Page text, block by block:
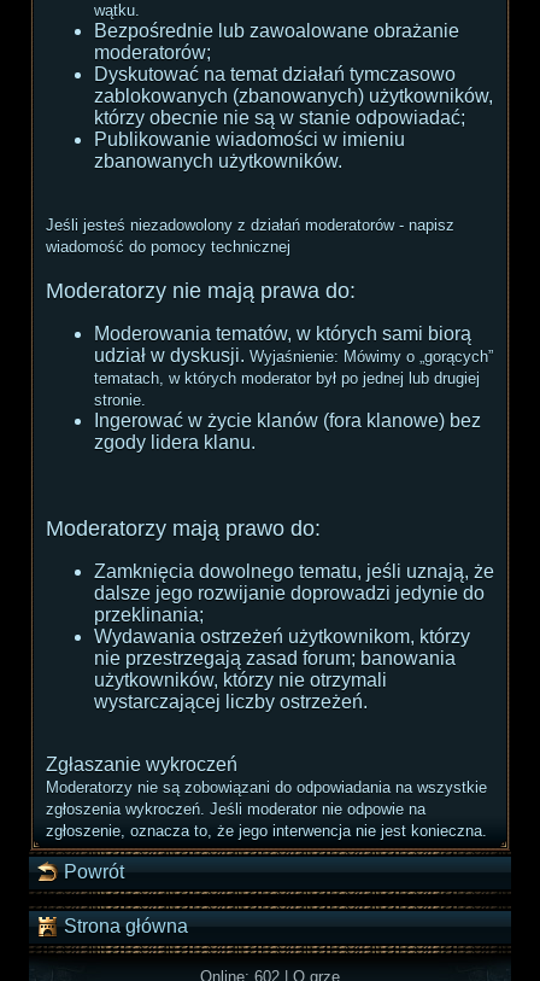
wątku.
Bezpośrednie lub zawoalowane obrażanie
moderatorów;
Dyskutować na temat działań tymczasowo
zablokowanych (zbanowanych) użytkowników,
którzy obecnie nie są w stanie odpowiadać;
Publikowanie wiadomości w imieniu
zbanowanych użytkowników.
Jeśli jesteś niezadowolony z działań moderatorów - napisz
wiadomość do pomocy technicznej
Moderatorzy nie mają prawa do:
Moderowania tematów, w których sami biorą
udział w dyskusji. Wyjaśnienie: Mówimy o „gorących”
tematach, w których moderator był po jednej lub drugiej
stronie.
Ingerować w życie klanów (fora klanowe) bez
zgody lidera klanu.
Moderatorzy mają prawo do:
Zamknięcia dowolnego tematu, jeśli uznają, że
dalsze jego rozwijanie doprowadzi jedynie do
przeklinania;
Wydawania ostrzeżeń użytkownikom, którzy
nie przestrzegają zasad forum; banowania
użytkowników, którzy nie otrzymali
wystarczającej liczby ostrzeżeń.
Zgłaszanie wykroczeń
Moderatorzy nie są zobowiązani do odpowiadania na wszystkie
zgłoszenia wykroczeń. Jeśli moderator nie odpowie na
zgłoszenie, oznacza to, że jego interwencja nie jest konieczna.
Powrót
Strona główna
Online: 602 O grze